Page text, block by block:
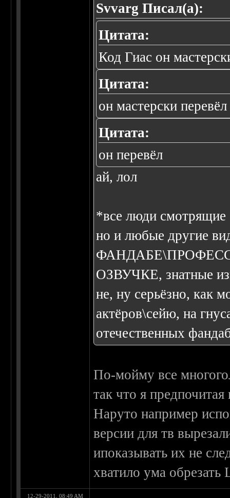
Svvarg Писал(а):
Цитата:
Код Гиас он
Цитата:
он мастерски перевёл
Цитата:
он перевёл
ай, лол
*все люди смотрящие
но и любые другие
ОЗВУЧКЕ, знатные
не, ну серьёзно, как
актёров\сейю, на
отечественных
По-мойму все
так что я
Наруто например
версии для тв
ипоказывать их не
хватило ума
12-29-2011, 08:49 AM